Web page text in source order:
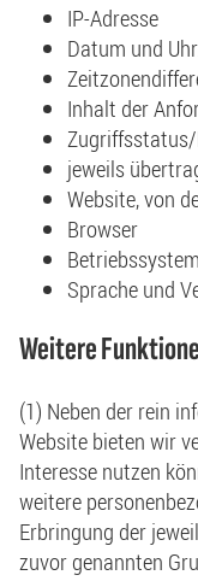
IP-Adresse
Datum und
Inhalt der
jeweils
Website, von
Browser
Sprache und
Weitere
(1) Neben der rein
Website bieten wir
Interesse nutzen
weitere
Erbringung der
zuvor genannten